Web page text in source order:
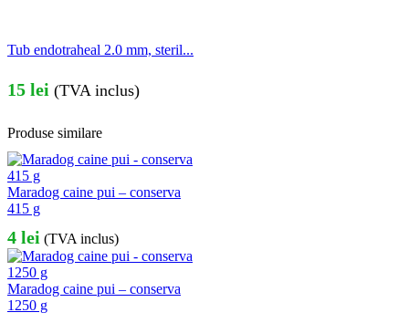
Tub endotraheal 2.0 mm, steril...
15 lei (TVA inclus)
Produse similare
Maradog caine pui – conserva
415 g
4 lei (TVA inclus)
Maradog caine pui – conserva
1250 g